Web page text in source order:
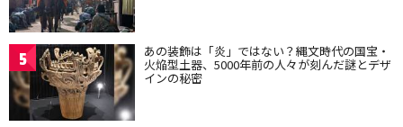
5 あの装飾は「炎」ではない？縄文時代の国宝・
火焔型土器、5000年前の人々が刻んだ謎とデザ
インの秘密